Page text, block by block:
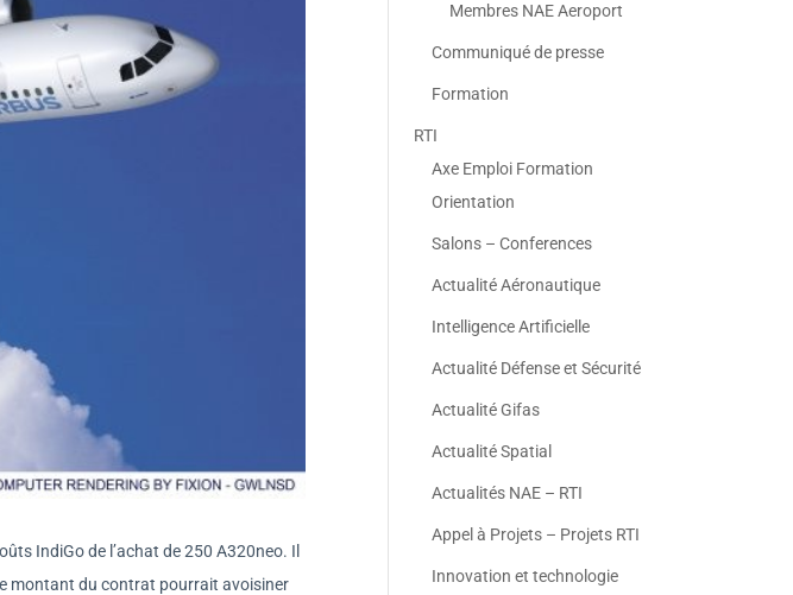
IndiGo de l’achat de 250 A320neo. Il
montant du contrat pourrait avoisiner
Membres NAE Aeroport
Communiqué de presse
Formation
RTI
Axe Emploi Formation
Orientation
Salons – Conferences
Actualité Aéronautique
Intelligence Artificielle
Actualité Défense et Sécurité
Actualité Gifas
Actualité Spatial
Actualités NAE – RTI
Appel à Projets – Projets RTI
Innovation et technologie